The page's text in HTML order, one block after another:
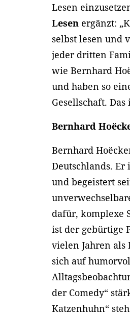
Lesen
Lesen ergänzt:
selbst lesen und
jeder dritten
wie Bernhard
und haben so
Gesellschaft.
Bernhard
Bernhard
Deutschlands.
und begeistert
dafür, komplexe
ist der gebürtige
vielen Jahren als
sich auf
der Comedy“
Katzenhuhn“